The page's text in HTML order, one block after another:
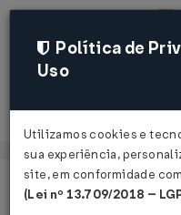
Página Inicial
Política de
Uso
Utilizamos cookies e
sua experiência,
site, em conformidade
(Lei nº 13.709/2018 –